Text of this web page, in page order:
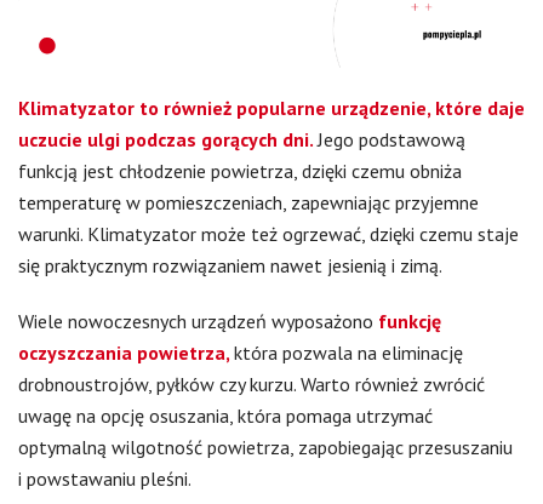
Klimatyzator to również popularne urządzenie, które daje
uczucie ulgi podczas gorących dni.Jego podstawową
funkcją jest chłodzenie powietrza, dzięki czemu obniża
temperaturę w pomieszczeniach, zapewniając przyjemne
warunki. Klimatyzator może też ogrzewać, dzięki czemu staje
się praktycznym rozwiązaniem nawet jesienią i zimą.
Wiele nowoczesnych urządzeń wyposażono funkcję
oczyszczania powietrza, która pozwala na eliminację
drobnoustrojów, pyłków czy kurzu. Warto również zwrócić
uwagę na opcję osuszania, która pomaga utrzymać
optymalną wilgotność powietrza, zapobiegając przesuszaniu
i powstawaniu pleśni.